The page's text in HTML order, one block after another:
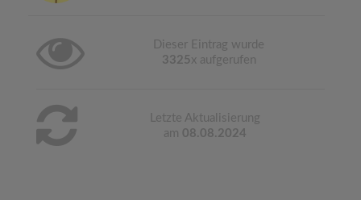
Dieser Eintrag wurde
3325 x aufgerufen
Letzte Aktualisierung
am 08.08.2024